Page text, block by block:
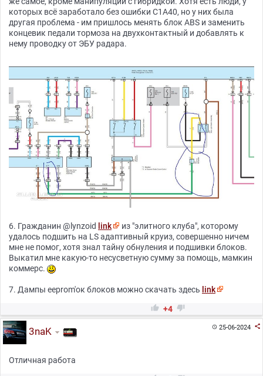
которых всё заработало без ошибки C1A40, но у них была
другая проблема - им пришлось менять блок ABS и заменить
концевик педали тормоза на двухконтактный и добавлять к
нему проводку от ЭБУ радара.
6. Гражданин @lynzoid link
из "элитного клуба", которому
удалось подшить на LS адаптивный круиз, совершенно ничем
мне не помог, хотя знал тайну обнуления и подшивки блоков.
Выкатил мне какую-то несусветную сумму за помощь, мамкин
коммерс.
7. Дампы eeprom'ок блоков можно скачать здесь link
 +4 
25-06-2024 
3naK
Отличная работа